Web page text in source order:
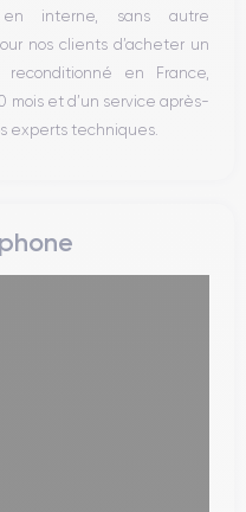
en interne, sans autre
nos clients d’acheter un
en France,
mois et d’un service après-
experts techniques.